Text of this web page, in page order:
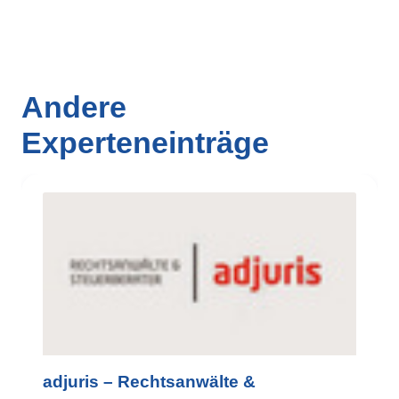
Andere
Experteneinträge
adjuris – Rechtsanwälte &